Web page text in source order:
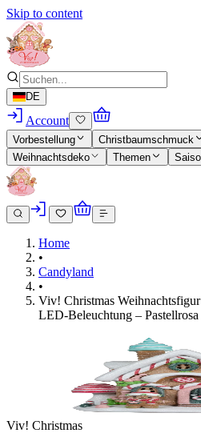
Skip to content
DE
Account
Vorbestellung Christbaumschmuck
Weihnachtsdeko
Themen
Home
•
Candyland
•
Viv! Christmas
LED-Beleuchtung –
Viv! Christmas